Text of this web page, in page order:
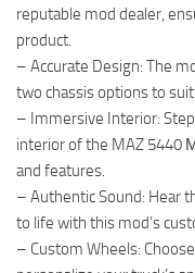
reputable mod dealer,
product.
– Accurate Design: The
two chassis options to
– Immersive Interior:
interior of the MAZ 5440
and features.
– Authentic Sound: Hear
to life with this mod’s
– Custom Wheels: